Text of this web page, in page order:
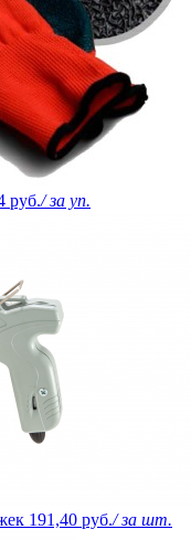
руб./ за уп.
191,40 руб./ за шт.